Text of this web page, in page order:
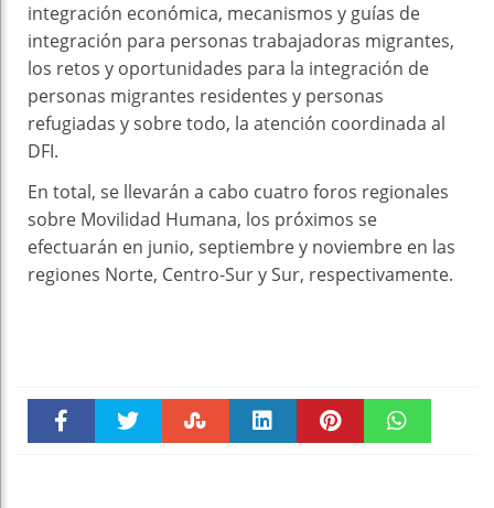
integración económica, mecanismos y guías de
integración para personas trabajadoras migrantes,
los retos y oportunidades para la integración de
personas migrantes residentes y personas
refugiadas y sobre todo, la atención coordinada al
DFI.
En total, se llevarán a cabo cuatro foros regionales
sobre Movilidad Humana, los próximos se
efectuarán en junio, septiembre y noviembre en las
regiones Norte, Centro-Sur y Sur, respectivamente.